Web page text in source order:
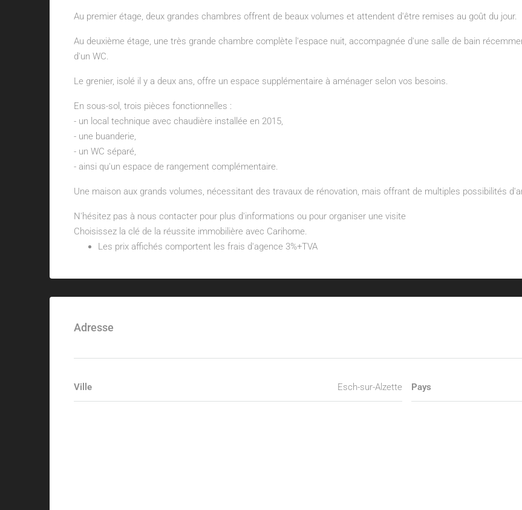
Au premier étage, deux grandes chambres offrent de beaux volumes et attendent d'être remises au goût du jour.
Au deuxième étage, une très grande chambre complète l'espace nuit, accompagnée d'une salle de bain
d'un WC.
Le grenier, isolé il y a deux ans, offre un espace supplémentaire à aménager selon vos besoins.
En sous-sol, trois pièces fonctionnelles :
- un local technique avec chaudière installée en 2015,
- une buanderie,
- un WC séparé,
- ainsi qu'un espace de rangement complémentaire.
Une maison aux grands volumes, nécessitant des travaux de rénovation, mais offrant de multiples possibilités
N'hésitez pas à nous contacter pour plus d'informations ou pour organiser une visite
Choisissez la clé de la réussite immobilière avec Carihome.
Les prix affichés comportent les frais d'agence 3%+TVA
Adresse
Ville Esch-sur-Alzette Pays